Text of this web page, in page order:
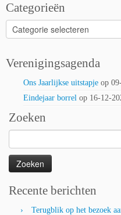
Categorieën
Categorieën
Verenigingsagenda
Ons Jaarlijkse uitstapje op
Eindejaar borrel op 16-12-
Zoeken
naar:
Recente berichten
Terugblik op het bezoek